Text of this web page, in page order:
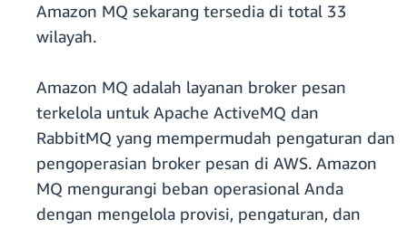
Amazon MQ sekarang tersedia di total 33
wilayah.
Amazon MQ adalah layanan broker pesan
terkelola untuk Apache ActiveMQ dan
RabbitMQ yang mempermudah pengaturan dan
pengoperasian broker pesan di AWS. Amazon
MQ mengurangi beban operasional Anda
dengan mengelola provisi, pengaturan, dan